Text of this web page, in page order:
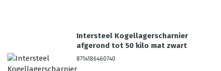
Intersteel Kogellagerscharnier
afgerond tot 50 kilo mat zwart
8714186460740